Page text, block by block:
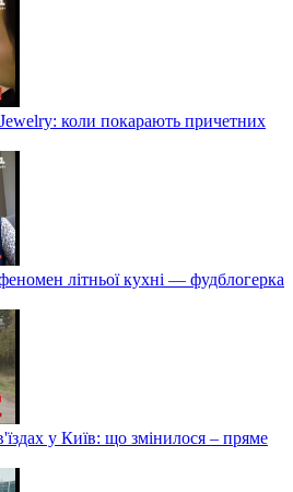
коли покарають причетних
літньої кухні — фудблогерка
у Київ: що змінилося – пряме